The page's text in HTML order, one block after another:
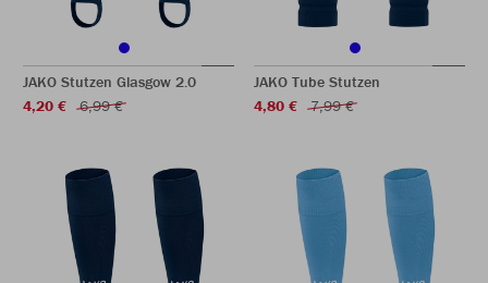
JAKO Stutzen Glasgow 2.0
4,20 €
6,99 €
JAKO Tube Stutzen
4,80 €
7,99 €